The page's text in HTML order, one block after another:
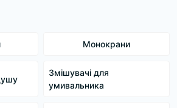
Монокрани
Змішувачі для
умивальника